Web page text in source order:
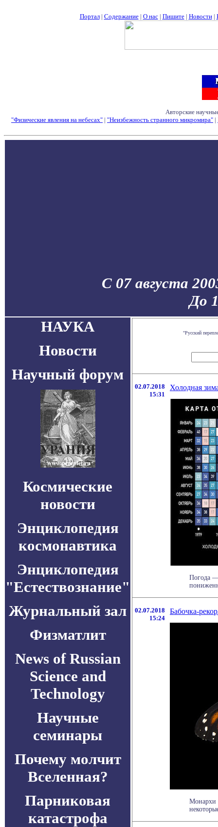
Портал| Содержание| О нас| Пишите| Новости|
Авторские
"Физические явления на небесах" | "Неизбежность странного микромира" |
С 07 августа
До
НАУКА
Новости
Научный форум
Космические
новости
Энциклопедия
космонавтика
Энциклопедия
"Естествознание"
Журнальный зал
Физматлит
News of Russian
Science and
Technology
Научные
семинары
Почему молчит
Вселенная?
Парниковая
катастрофа
"Русский
02.07.2018
15:31
Холодная
Погода —
02.07.2018
15:24
Бабочка-
Монархи